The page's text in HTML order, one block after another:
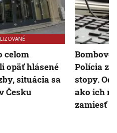
celom
opäť hlásené
situácia sa
Česku
Bombové
Polícia
stopy.
ako ich
zamiesť